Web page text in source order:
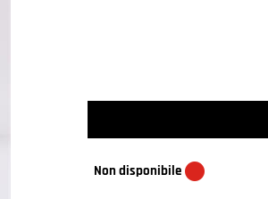
Non disponibile